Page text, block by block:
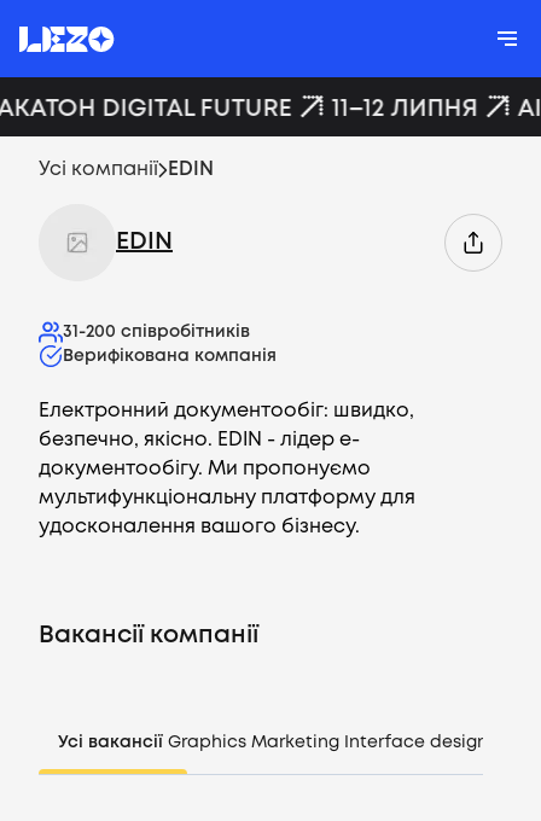
DIGITAL FUTURE 11–12 ЛИПНЯ
Усі компанії EDIN
EDIN
31-200 співробітників
Верифікована компанія
Електронний документообіг: швидко,
безпечно, якісно. EDIN - лідер е-
документообігу. Ми пропонуємо
мультифункціональну платформу для
удосконалення вашого бізнесу.
Вакансії компанії
Усі вакансії Graphics Marketing Interface design